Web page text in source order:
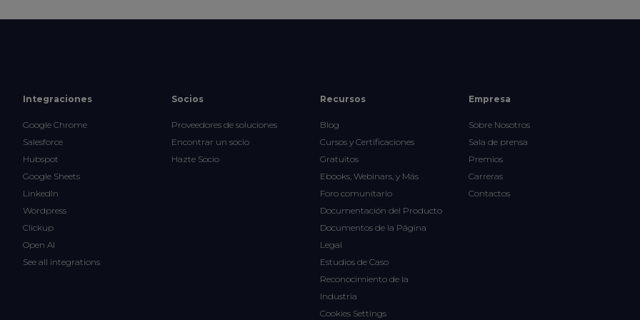
Integraciones
Google Chrome
Salesforce
Hubspot
Google Sheets
LinkedIn
Wordpress
Clickup
Open AI
See all integrations
Socios
Proveedores de soluciones
Encontrar un socio
Hazte Socio
Recursos
Blog
Cursos y Certificaciones
Gratuitos
Ebooks, Webinars, y Más
Foro comunitario
Documentación del Producto
Documentos de la Página
Legal
Estudios de Caso
Reconocimiento de la
Industria
Cookies Settings
Empresa
Sobre Nosotros
Sala de prensa
Premios
Carreras
Contactos